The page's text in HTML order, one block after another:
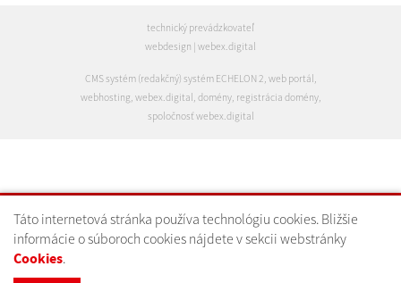
Táto internetová stránka používa technológiu cookies. Bližšie
informácie o súboroch cookies nájdete v sekcii webstránky
Cookies.
technický prevádzkovateľ
webdesign webex.digital
CMS systém (redakčný) systém ECHELON 2, web portál ,
webhosting, webex.digital , domény, registrácia domény,
spoločnosť webex.digital